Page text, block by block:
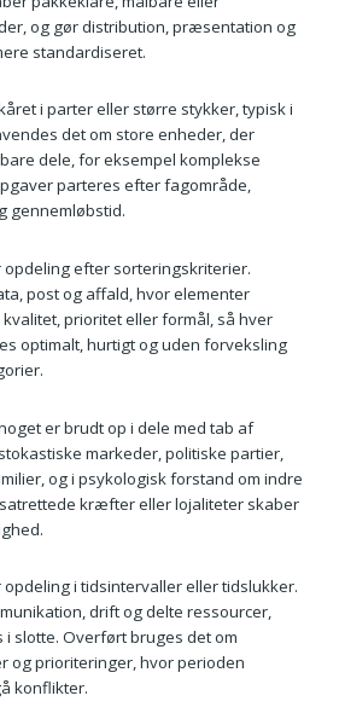
og gør distribution, præsentation og
standardiseret.
i parter eller større stykker, typisk i
det om store enheder, der
dele, for eksempel komplekse
parteres efter fagområde,
gennemløbstid.
opdeling efter sorteringskriterier.
post og affald, hvor elementer
prioritet eller formål, så hver
optimalt, hurtigt og uden forveksling
er brudt op i dele med tab af
markeder, politiske partier,
og i psykologisk forstand om indre
kræfter eller lojaliteter skaber
opdeling i tidsintervaller eller tidslukker.
drift og delte ressourcer,
slotte. Overført bruges det om
og prioriteringer, hvor perioden
konflikter.